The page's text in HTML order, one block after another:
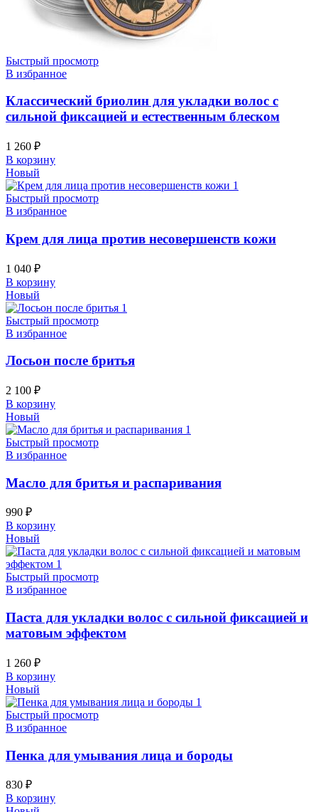
Быстрый просмотр
В избранное
Классический бриолин для укладки волос с
сильной фиксацией и естественным блеском
1 260 ₽
В корзину
Новый
Быстрый просмотр
В избранное
Крем для лица против несовершенств кожи
1 040 ₽
В корзину
Новый
Быстрый просмотр
В избранное
Лосьон после бритья
2 100 ₽
В корзину
Новый
Быстрый просмотр
В избранное
Масло для бритья и распаривания
990 ₽
В корзину
Новый
Быстрый просмотр
В избранное
Паста для укладки волос с сильной фиксацией и
матовым эффектом
1 260 ₽
В корзину
Новый
Быстрый просмотр
В избранное
Пенка для умывания лица и бороды
830 ₽
В корзину